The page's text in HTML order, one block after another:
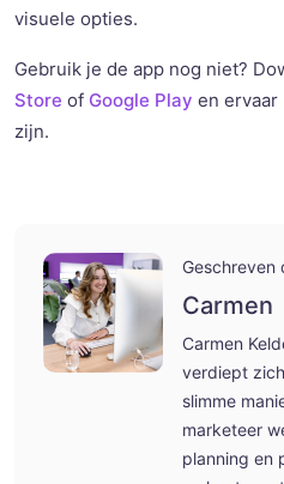
visuele opties.
Gebruik je de app nog niet?
Store of Google Play en ervaar
zijn.
Geschreven
Carmen
Carmen
verdiept
slimme
marketeer
planning en